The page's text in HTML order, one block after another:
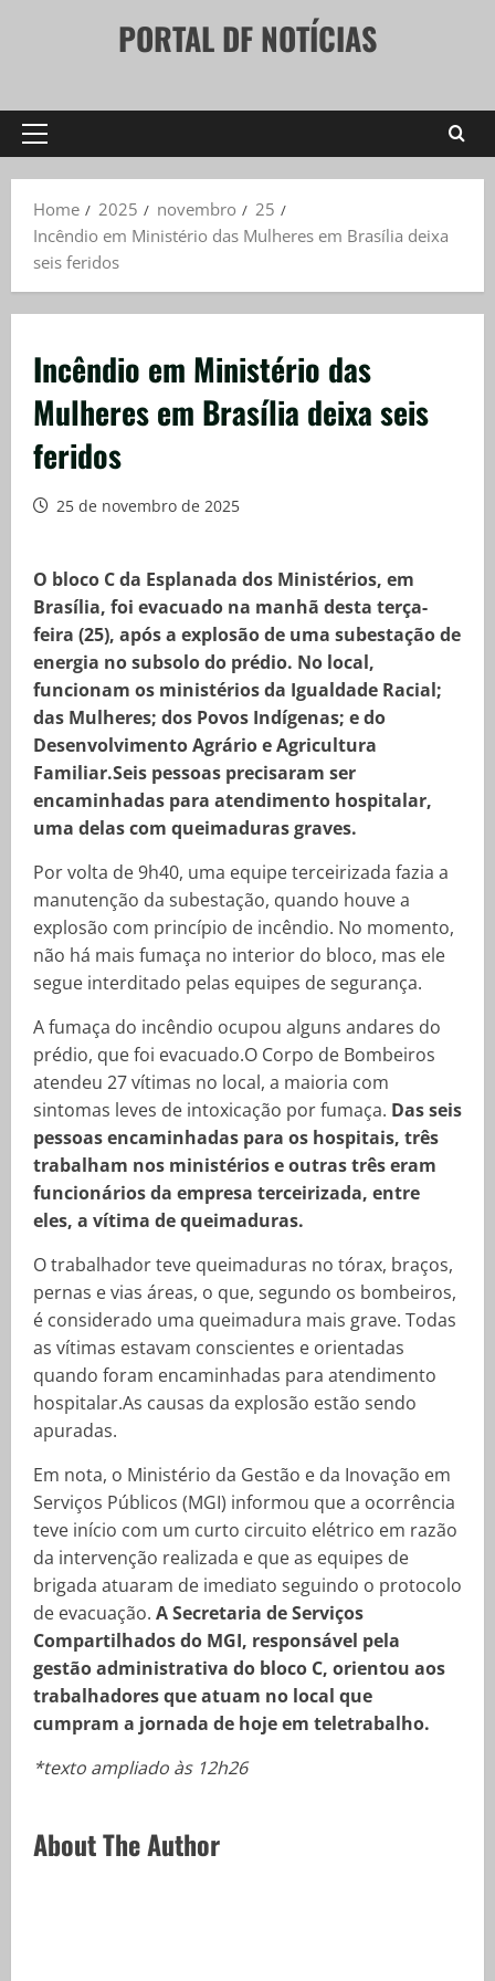
PORTAL DF NOTÍCIAS
Primary
Home
2025 novembro
25
Incêndio em Ministério das Mulheres em Brasília deixa
seis feridos
Incêndio em Ministério das
Mulheres em Brasília deixa seis
feridos
25 de novembro de 2025
O bloco C da Esplanada dos Ministérios, em
Brasília, foi evacuado na manhã desta terça-
feira (25), após a explosão de uma subestação de
energia no subsolo do prédio. No local,
funcionam os ministérios da Igualdade Racial;
das Mulheres; dos Povos Indígenas; e do
Desenvolvimento Agrário e Agricultura
Familiar.Seis pessoas precisaram ser
encaminhadas para atendimento hospitalar,
uma delas com queimaduras graves.
Por volta de 9h40, uma equipe terceirizada fazia a
manutenção da subestação, quando houve a
explosão com princípio de incêndio. No momento,
não há mais fumaça no interior do bloco, mas ele
segue interditado pelas equipes de segurança.
A fumaça do incêndio ocupou alguns andares do
prédio, que foi evacuado.O Corpo de Bombeiros
atendeu 27 vítimas no local, a maioria com
sintomas leves de intoxicação por fumaça. Das seis
pessoas encaminhadas para os hospitais, três
trabalham nos ministérios e outras três eram
funcionários da empresa terceirizada, entre
eles, a vítima de queimaduras.
O trabalhador teve queimaduras no tórax, braços,
pernas e vias áreas, o que, segundo os bombeiros,
é considerado uma queimadura mais grave. Todas
as vítimas estavam conscientes e orientadas
quando foram encaminhadas para atendimento
hospitalar.As causas da explosão estão sendo
apuradas.
Em nota, o Ministério da Gestão e da Inovação em
Serviços Públicos (MGI) informou que a ocorrência
teve início com um curto circuito elétrico em razão
da intervenção realizada e que as equipes de
brigada atuaram de imediato seguindo o protocolo
de evacuação. A Secretaria de Serviços
Compartilhados do MGI, responsável pela
gestão administrativa do bloco C, orientou aos
trabalhadores que atuam no local que
cumpram a jornada de hoje em teletrabalho.
*texto ampliado às 12h26
About The Author